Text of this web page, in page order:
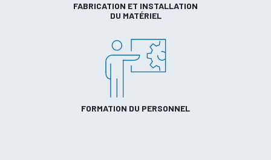
FABRICATION ET INSTALLATION
DU MATÉRIEL
FORMATION DU PERSONNEL